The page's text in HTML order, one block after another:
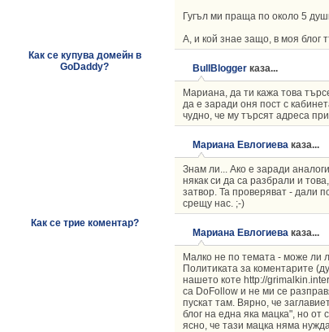
Как се купува домейн в
GoDaddy?
Как се трие коментар?
Гугъл ми праща по около 5
А, и кой знае защо, в моя блог
BullBlogger каза...
Мариана, да ти кажа това
да е заради оня пост с
чудно, че му търсят адреса
Мариана Евлогиева каза...
Знам ли... Ако е заради
някак си да са разбрали и
затвор. Та проверяват - дали
срещу нас. ;-)
Мариана Евлогиева каза...
Малко не по темата - може ли
Политиката за коментарите
нашето коте http://
са DoFollow и не ми се
пускат там. Вярно, че
блог на една яка мацка", но от
ясно, че тази мацка няма